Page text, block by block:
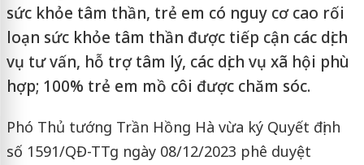
sức khỏe tâm thần, trẻ em có nguy cơ cao rối
loạn sức khỏe tâm thần được tiếp cận các dịch
vụ tư vấn, hỗ trợ tâm lý, các dịch vụ xã hội phù
hợp; 100% trẻ em mồ côi được chăm sóc.
Phó Thủ tướng Trần Hồng Hà vừa ký Quyết định
số 1591/QĐ-TTg ngày 08/12/2023 phê duyệt